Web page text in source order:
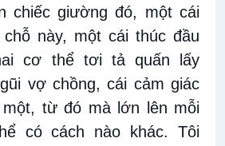
chiếc giường đó, một cái
này, một cái thúc đầu
cơ thể tơi tả quấn lấy
vợ chồng, cái cảm giác
từ đó mà lớn lên mỗi
có cách nào khác. Tôi